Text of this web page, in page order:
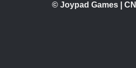
© Joypad Games |